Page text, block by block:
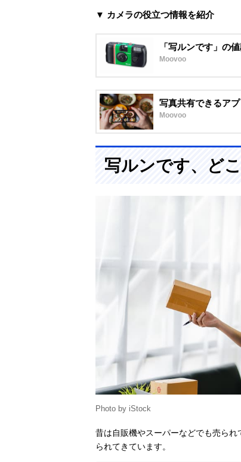
▼ カメラの役立つ情報を紹介
「写ルンです」の
Moovoo
写真共有できるア
Moovoo
写ルンです、ど
Photo by iStock
昔は自販機やスーパーなどでも売ら
られてきています。